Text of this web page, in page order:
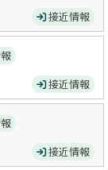
接近情報
接近情報
接近情報